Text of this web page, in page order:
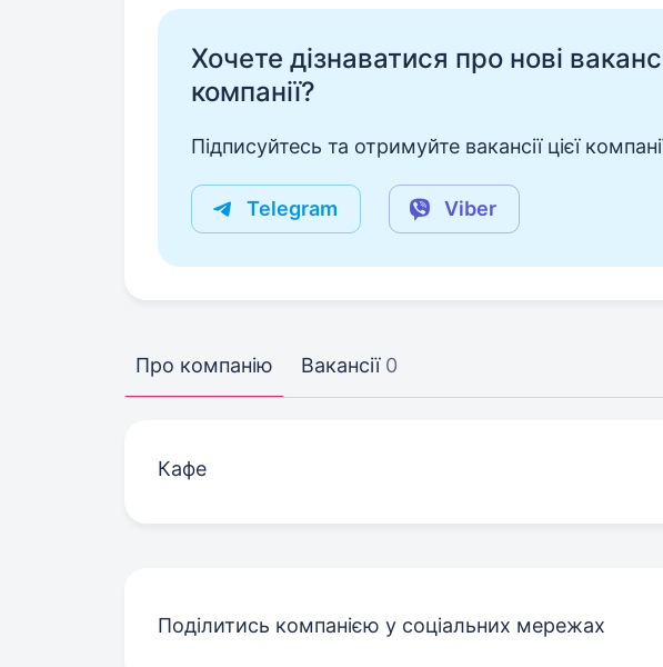
Хочете дізнаватися про нові
компанії?
Підписуйтесь та отримуйте вакансії цієї
Telegram Viber
Про компанію Вакансії 0
Кафе
Поділитись компанією у соціальних мережах